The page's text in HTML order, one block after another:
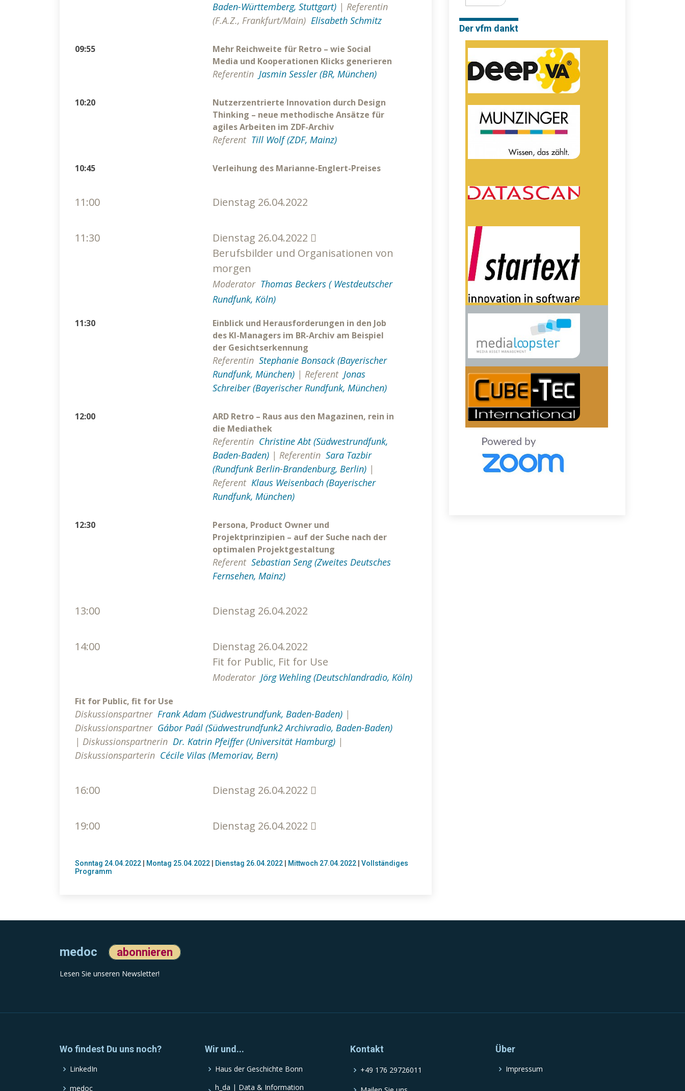
Baden-Württemberg, Stuttgart) | Referentin
(F.A.Z., Frankfurt/Main) Elisabeth Schmitz
09:55
Mehr Reichweite für Retro – wie Social
Media und Kooperationen Klicks generieren
Referentin Jasmin Sessler (BR, München)
10:20
Nutzerzentrierte Innovation durch Design
Thinking – neue methodische Ansätze für
agiles Arbeiten im ZDF-Archiv
Referent Till Wolf (ZDF, Mainz)
10:45 Verleihung des Marianne-Englert-Preises
11:00 Dienstag 26.04.2022
11:30
Dienstag 26.04.2022
Berufsbilder und Organisationen von
morgen
Moderator Thomas Beckers ( Westdeutscher
Rundfunk, Köln)
11:30
Einblick und Herausforderungen in den Job
des KI-Managers im BR-Archiv am Beispiel
der Gesichtserkennung
Referentin Stephanie Bonsack (Bayerischer
Rundfunk, München) | Referent Jonas
Schreiber (Bayerischer Rundfunk, München)
12:00
ARD Retro – Raus aus den Magazinen, rein in
die Mediathek
Referentin Christine Abt (Südwestrundfunk,
Baden-Baden) | Referentin Sara Tazbir
(Rundfunk Berlin-Brandenburg, Berlin) |
Referent Klaus Weisenbach (Bayerischer
Rundfunk, München)
12:30
Persona, Product Owner und
Projektprinzipien – auf der Suche nach der
optimalen Projektgestaltung
Referent Sebastian Seng (Zweites Deutsches
Fernsehen, Mainz)
13:00 Dienstag 26.04.2022
14:00
Dienstag 26.04.2022
Fit for Public, Fit for Use
Moderator Jörg Wehling (Deutschlandradio, Köln)
Fit for Public, fit for Use
Diskussionspartner Frank Adam (Südwestrundfunk, Baden-Baden) |
Diskussionspartner Gábor Paál (Südwestrundfunk2 Archivradio, Baden-Baden)
| Diskussionspartnerin Dr. Katrin Pfeiffer (Universität Hamburg) |
Diskussionsparterin Cécile Vilas (Memoriav, Bern)
16:00 Dienstag 26.04.2022
19:00 Dienstag 26.04.2022
Sonntag 24.04.2022 Montag 25.04.2022 Dienstag 26.04.2022 Mittwoch 27.04.2022
Vollständiges
Programm
Der vfm dankt
medoc abonnieren
Lesen Sie unseren Newsletter!
Wo findest Du uns noch?
LinkedIn
medoc
Wir und...
Haus der Geschichte Bonn
h_da | Data & Information
Kontakt
+49 176 29726011
Über
Impressum